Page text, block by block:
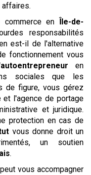
en Île-de-
responsabilités
est-il de l'alternative
fonctionnement vous
en
sociales que les
de figure, vous gérez
l'agence de portage
et juridique.
protection en cas de
vous donne droit un
un soutien
.
peut vous accompagner